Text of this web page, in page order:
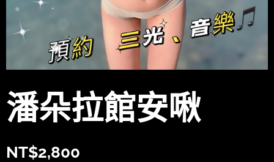
潘朵拉館安啾
NT$2,800